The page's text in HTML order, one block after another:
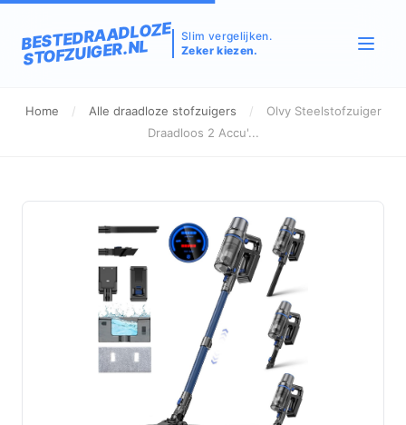
BESTEDRAADLOZE
STOFZUIGER.NL
Slim vergelijken.
Zeker kiezen.
Home / Alle draadloze stofzuigers /
Olvy Steelstofzuiger
Draadloos 2 Accu'...